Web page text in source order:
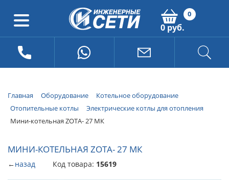
0
0 руб.
Главная Оборудование
Котельное оборудование
Отопительные котлы
Электрические котлы для отопления
Мини-котельная ZOTA- 27 МК
МИНИ-КОТЕЛЬНАЯ ZOTA- 27 МК
←назад Код товара: 15619